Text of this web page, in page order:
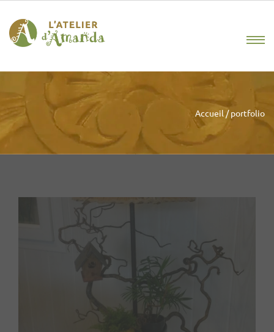
Accueil / portfolio